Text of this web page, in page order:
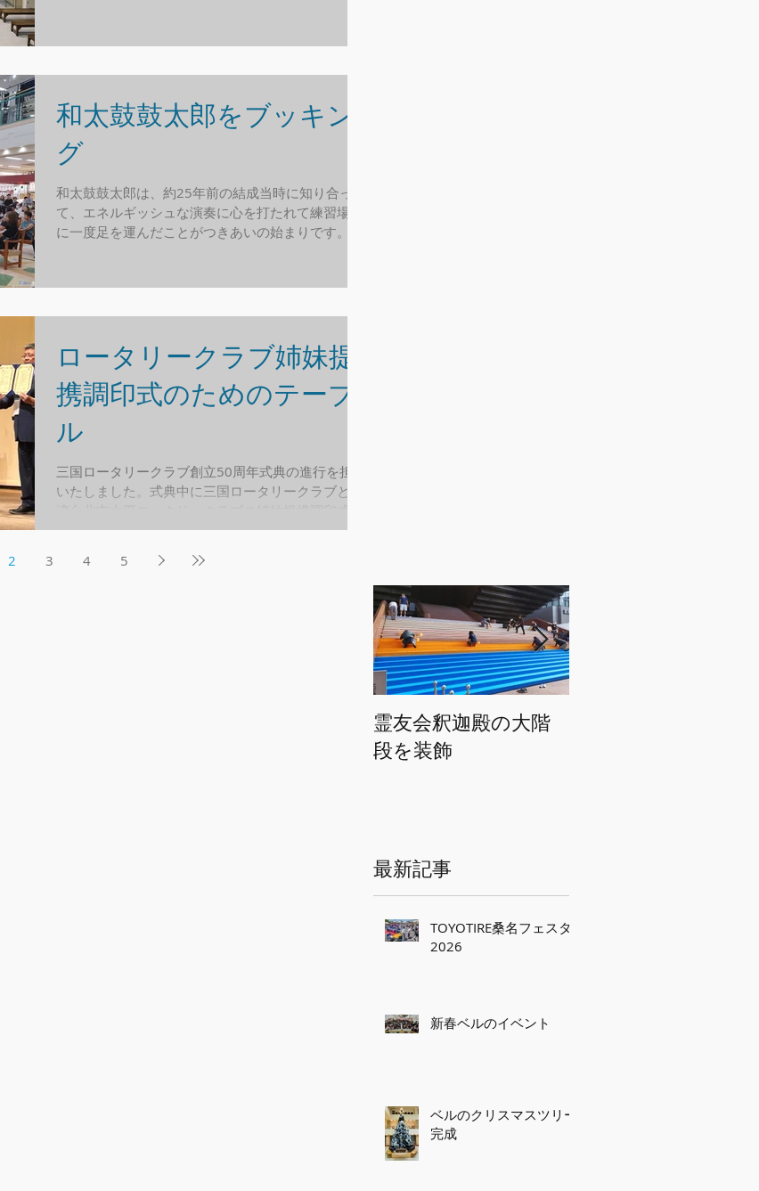
和太鼓鼓太郎をブッキン
グ
和太鼓鼓太郎は、約25年前の結成当時に知り合っ
て、エネルギッシュな演奏に心を打たれて練習場所
に一度足を運んだことがつきあいの始まりです。
頼があり、式典の後、アトラクションのオー...
ロータリークラブ姉妹提
携調印式のためのテーブ
ル
三国ロータリークラブ創立50周年式典の進行を担当
いたしました。式典中に三国ロータリークラブと台
行われましたが、進行がスムースに運ぶためと厳か
急ごしらえで作成しました。...
2 3 4 5
霊友会釈迦殿の大階
段を装飾
最新記事
TOYOTIRE桑名フェスタ
2026
新春ベルのイベント
ベルのクリスマスツリー
完成